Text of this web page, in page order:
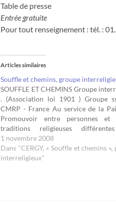
Table de presse
Entrée gratuite
Pour tout renseignement : tél. :
Articles similaires
Souffle et chemins, groupe
SOUFFLE ET CHEMINS Groupe
. (Association loi 1901 ) Groupe
CMRP - France Au service de la
Promouvoir entre personnes et
traditions religieuses
compréhension par le dialogue.
non-croyants intéressés. Sensibiliser…
1 novembre 2008
Dans "CERGY, « Souffle et chemins
interreligieux"